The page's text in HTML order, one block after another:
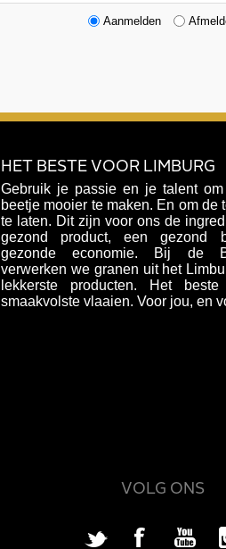
Aanmelden
HET BESTE VOOR LIMBURG
Gebruik je passie en je talent
beetje mooier te maken. En om de
te laten. Dit zijn voor ons de
gezond product, een gezond
gezonde economie. Bij de
verwerken we granen uit het
lekkerste producten. Het
smaakvolste vlaaien. Voor jou, en
VOLG ONS